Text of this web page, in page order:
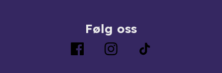
Følg oss